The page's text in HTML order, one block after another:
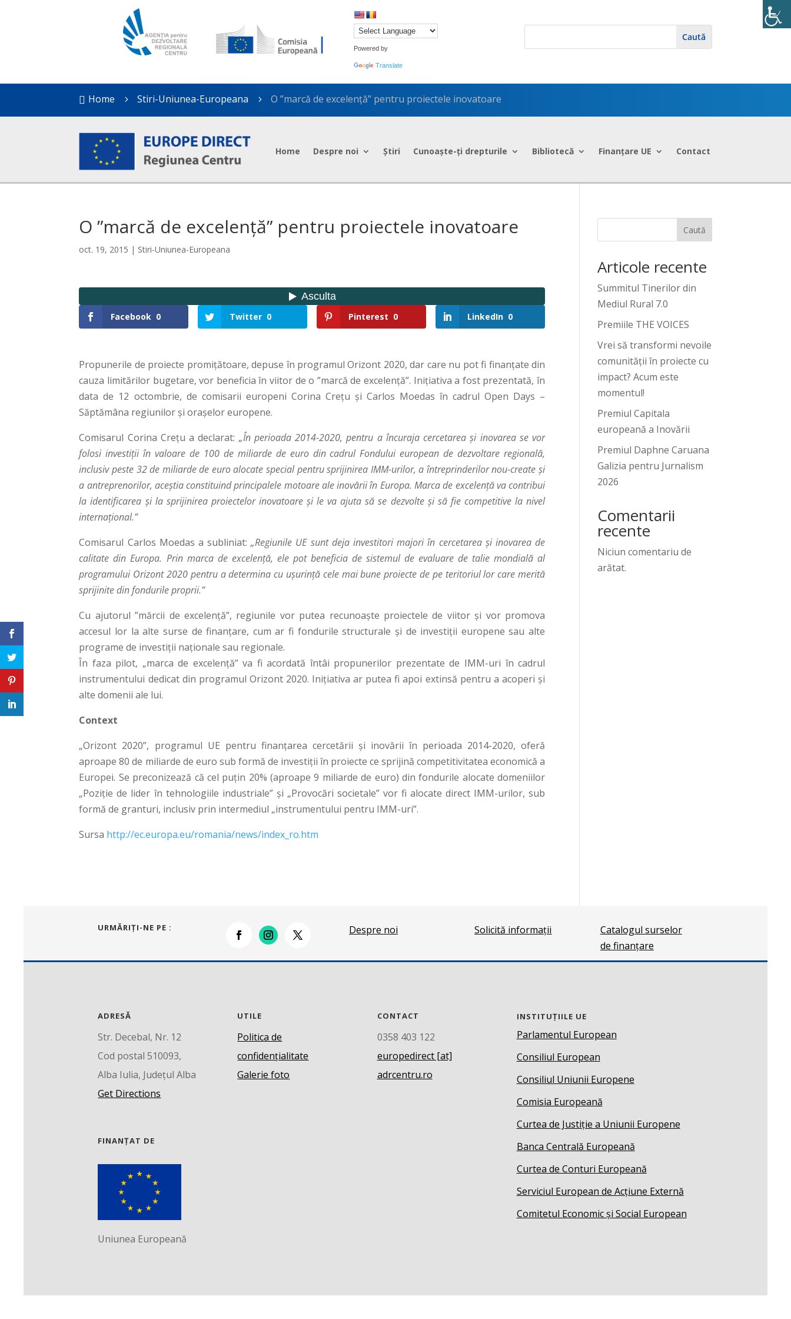
Powered by
Translate
 Home 5 Stiri-Uniunea-Europeana 5 O ”marcă de excelență” pentru proiectele inovatoare
Home Despre noi Știri Cunoaște-ți drepturile Bibliotecă Finanțare UE Contact
O ”marcă de excelență” pentru proiectele inovatoare
oct. 19, 2015 | Stiri-Uniunea-Europeana
Facebook 0 Twitter 0 Pinterest 0 LinkedIn 0
Propunerile de proiecte promițătoare, depuse în programul Orizont 2020, dar care nu pot fi finanțate din
cauza limitărilor bugetare, vor beneficia în viitor de o ”marcă de excelență”. Inițiativa a fost prezentată, în
data de 12 octombrie, de comisarii europeni Corina Crețu și Carlos Moedas în cadrul Open Days –
Săptămâna regiunilor și orașelor europene.
Comisarul Corina Crețu a declarat: „În perioada 2014-2020, pentru a încuraja cercetarea și inovarea se vor
folosi investiții în valoare de 100 de miliarde de euro din cadrul Fondului european de dezvoltare regională,
inclusiv peste 32 de miliarde de euro alocate special pentru sprijinirea IMM-urilor, a întreprinderilor nou-create și
a antreprenorilor, aceștia constituind principalele motoare ale inovării în Europa. Marca de excelență va contribui
la identificarea și la sprijinirea proiectelor inovatoare și le va ajuta să se dezvolte și să fie competitive la nivel
internațional.”
Comisarul Carlos Moedas a subliniat: „Regiunile UE sunt deja investitori majori în cercetarea și inovarea de
calitate din Europa. Prin marca de excelență, ele pot beneficia de sistemul de evaluare de talie mondială al
programului Orizont 2020 pentru a determina cu ușurință cele mai bune proiecte de pe teritoriul lor care merită
sprijinite din fondurile proprii.”
Cu ajutorul ”mărcii de excelență”, regiunile vor putea recunoaște proiectele de viitor și vor promova
accesul lor la alte surse de finanțare, cum ar fi fondurile structurale și de investiții europene sau alte
programe de investiții naționale sau regionale.
În faza pilot, „marca de excelență” va fi acordată întâi propunerilor prezentate de IMM-uri în cadrul
instrumentului dedicat din programul Orizont 2020. Inițiativa ar putea fi apoi extinsă pentru a acoperi și
alte domenii ale lui.
Context
„Orizont 2020”, programul UE pentru finanțarea cercetării și inovării în perioada 2014-2020, oferă
aproape 80 de miliarde de euro sub formă de investiții în proiecte ce sprijină competitivitatea economică a
Europei. Se preconizează că cel puțin 20% (aproape 9 miliarde de euro) din fondurile alocate domeniilor
„Poziție de lider în tehnologiile industriale” și „Provocări societale” vor fi alocate direct IMM-urilor, sub
formă de granturi, inclusiv prin intermediul „instrumentului pentru IMM-uri”.
Sursa http://ec.europa.eu/romania/news/index_ro.htm
Caută
Articole recente
Summitul Tinerilor din
Mediul Rural 7.0
Premiile THE VOICES
Vrei să transformi nevoile
comunității în proiecte cu
impact? Acum este
momentul!
Premiul Capitala
europeană a Inovării
Premiul Daphne Caruana
Galizia pentru Jurnalism
2026
Comentarii
recente
Niciun comentariu de
arătat.
URMĂRIŢI-NE PE : Despre noi Solicită informații
Catalogul surselor
de finanțare
ADRESĂ
Str. Decebal, Nr. 12
Cod postal 510093,
Alba Iulia, Județul Alba
Get Directions
UTILE
Politica de
confidențialitate
Galerie foto
CONTACT
0358 403 122
europedirect [at]
adrcentru.ro
FINANȚAT DE
Uniunea Europeană
INSTITUȚIILE UE
Parlamentul European
Consiliul European
Consiliul Uniunii Europene
Comisia Europeană
Curtea de Justiție a Uniunii Europene
Banca Centrală Europeană
Curtea de Conturi Europeană
Serviciul European de Acțiune Externă
Comitetul Economic și Social European